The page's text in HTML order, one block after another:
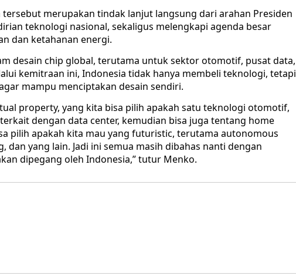
merupakan tindak lanjut langsung dari arahan Presiden
teknologi nasional, sekaligus melengkapi agenda besar
dan ketahanan energi.
desain chip global, terutama untuk sektor otomotif, pusat data,
kemitraan ini, Indonesia tidak hanya membeli teknologi, tetapi
mampu menciptakan desain sendiri.
property, yang kita bisa pilih apakah satu teknologi otomotif,
dengan data center, kemudian bisa juga tentang home
pilih apakah kita mau yang futuristic, terutama autonomous
dan yang lain. Jadi ini semua masih dibahas nanti dengan
dipegang oleh Indonesia,” tutur Menko.